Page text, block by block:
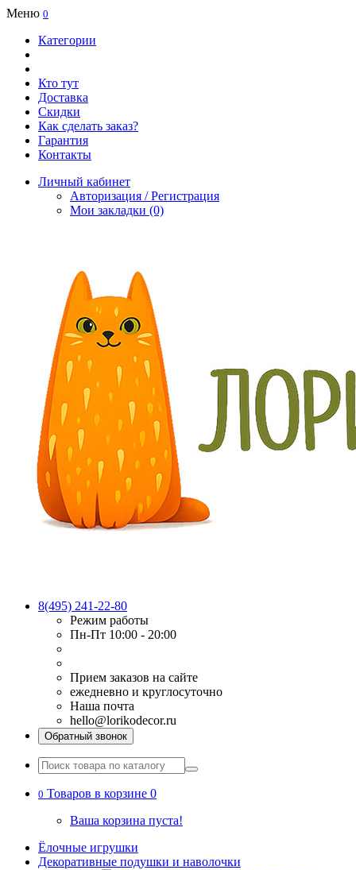
Меню 0
Категории
Кто тут
Доставка
Скидки
Как сделать заказ?
Гарантия
Контакты
Личный кабинет
Авторизация / Регистрация
Мои закладки (0)
8(495) 241-22-80
Режим работы
Пн-Пт 10:00 - 20:00
Прием заказов на сайте
ежедневно и круглосуточно
Наша почта
hello@lorikodecor.ru
Обратный звонок
0 Товаров в корзине 0
Ваша корзина пуста!
Ёлочные игрушки
Декоративные подушки и наволочки